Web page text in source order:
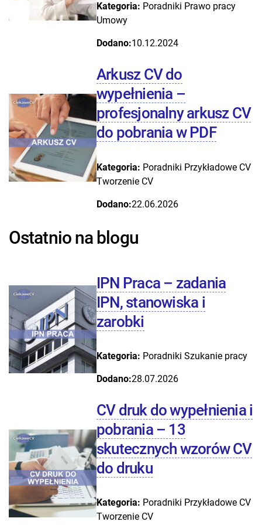
Kategoria: Poradniki Prawo pracy
Umowy
Dodano:10.12.2024
Arkusz CV do
wypełnienia –
profesjonalny arkusz CV
do pobrania w PDF
Kategoria: Poradniki Przykładowe CV
Tworzenie CV
Dodano:22.06.2026
Ostatnio na blogu
IPN Praca – zadania
IPN, stanowiska i
zarobki
Kategoria: Poradniki Szukanie pracy
Dodano:28.07.2026
CV druk do wypełnienia i
pobrania – 13
skutecznych wzorów CV
do druku
Kategoria: Poradniki Przykładowe CV
Tworzenie CV